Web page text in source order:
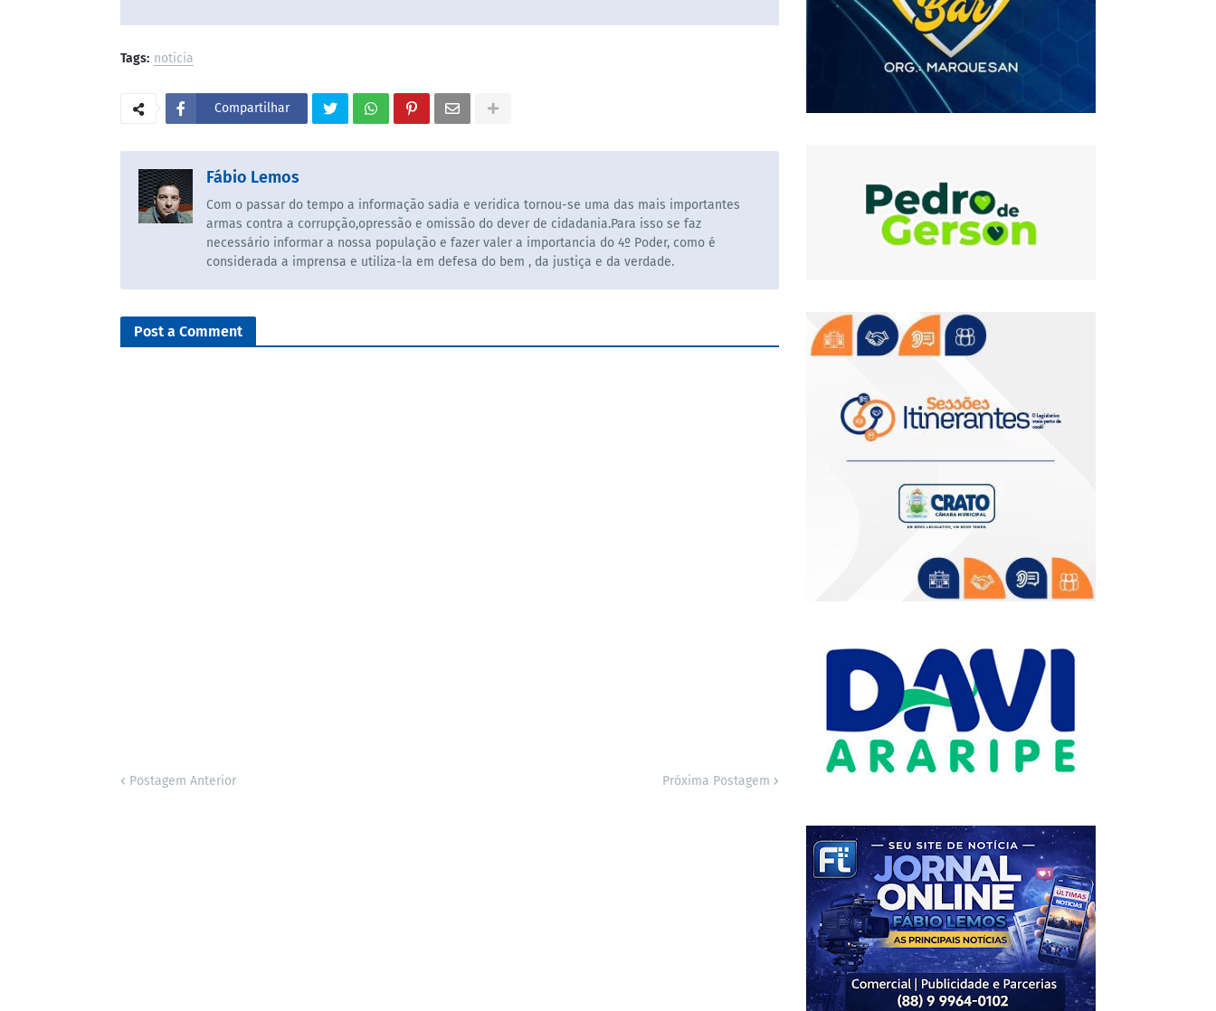
Tags: noticia
Compartilhar
Fábio Lemos
Com o passar do tempo a informação sadia e veridica tornou-se uma das mais importantes
armas contra a corrupção,opressão e omissão do dever de cidadania.Para isso se faz
necessário informar a nossa população e fazer valer a importancia do 4º Poder, como é
considerada a imprensa e utiliza-la em defesa do bem , da justiça e da verdade.
Post a Comment
Postagem Anterior Próxima Postagem